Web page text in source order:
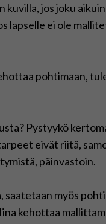
kuvilla, jos joku
lapselle ei ole
pohtimaan,
Pystyykö
eivät riitä,
päinvastoin.
saatetaan myös
kehottaa